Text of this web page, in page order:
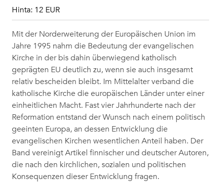
Hinta: 12 EUR
Mit der Norderweiterung der Europäischen Union im
Jahre 1995 nahm die Bedeutung der evangelischen
Kirche in der bis dahin überwiegend katholisch
geprägten EU deutlich zu, wenn sie auch insgesamt
relativ bescheiden bleibt. Im Mittelalter verband die
katholische Kirche die europäischen Länder unter einer
einheitlichen Macht. Fast vier Jahrhunderte nach der
Reformation entstand der Wunsch nach einem politisch
geeinten Europa, an dessen Entwicklung die
evangelischen Kirchen wesentlichen Anteil haben. Der
Band vereinigt Artikel finnischer und deutscher Autoren,
die nach den kirchlichen, sozialen und politischen
Konsequenzen dieser Entwicklung fragen.